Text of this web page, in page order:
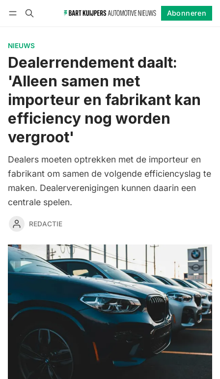
Abonneren
NIEUWS
Dealerrendement daalt:
'Alleen samen met
importeur en fabrikant kan
efficiency nog worden
vergroot'
Dealers moeten optrekken met de importeur en
fabrikant om samen de volgende efficiencyslag te
maken. Dealerverenigingen kunnen daarin een
centrale spelen.
REDACTIE